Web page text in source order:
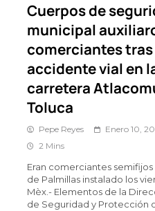
Cuerpos de
municipal
comerciantes tras
accidente vial en
carretera
Toluca
Pepe Reyes Enero 10,
2 Mins
Eran comerciantes
de Palmillas instalado los
Mèx.- Elementos de la
de Seguridad y Protección